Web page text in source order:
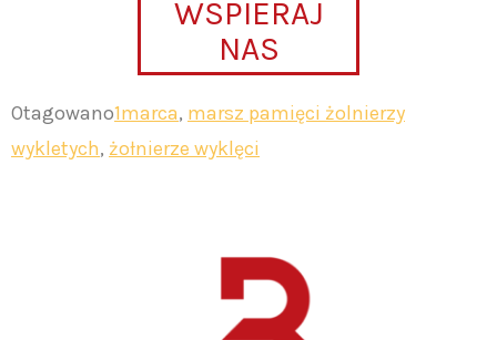
WSPIERAJ
NAS
Otagowano1marca, marsz pamięci żolnierzy
wykletych, żołnierze wyklęci